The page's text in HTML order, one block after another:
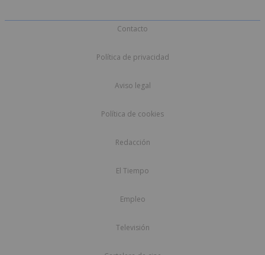
Contacto
Política de privacidad
Aviso legal
Política de cookies
Redacción
El Tiempo
Empleo
Televisión